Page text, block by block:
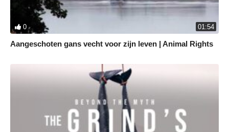
0 01:54
Aangeschoten gans vecht voor zijn leven | Animal Rights